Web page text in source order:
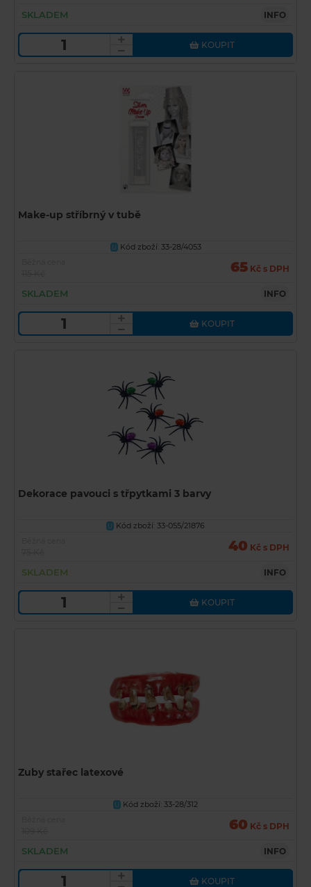
SKLADEM INFO
KOUPIT
Make-up stříbrný v tubě
U Kód zboží: 33-28/4053
65 Kč s DPH
SKLADEM INFO
KOUPIT
Dekorace pavouci s třpytkami 3 barvy
U
Kód zboží: 33-055/21876
40 Kč s DPH
SKLADEM INFO
KOUPIT
Zuby stařec latexové
U
Kód zboží: 33-28/312
60 Kč s DPH
SKLADEM INFO
KOUPIT